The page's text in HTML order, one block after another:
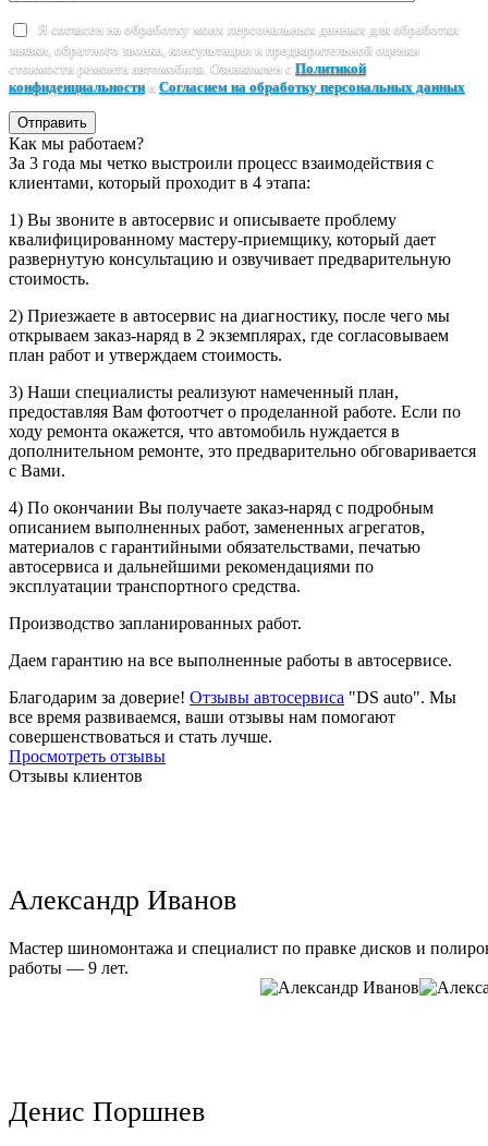
Я согласен на обработку моих персональных данных для обработки
заявки, обратного звонка, консультации и предварительной оценки
стоимости ремонта автомобиля. Ознакомлен с Политикой
конфиденциальностии Согласием на обработку персональных данных
Отправить
Как мы работаем?
За 3 года мы четко выстроили процесс взаимодействия с
клиентами, который проходит в 4 этапа:
1) Вы звоните в автосервис и описываете проблему
квалифицированному мастеру-приемщику, который дает
развернутую консультацию и озвучивает предварительную
стоимость.
2) Приезжаете в автосервис на диагностику, после чего мы
открываем заказ-наряд в 2 экземплярах, где согласовываем
план работ и утверждаем стоимость.
3) Наши специалисты реализуют намеченный план,
предоставляя Вам фотоотчет о проделанной работе. Если по
ходу ремонта окажется, что автомобиль нуждается в
дополнительном ремонте, это предварительно обговаривается
с Вами.
4) По окончании Вы получаете заказ-наряд с подробным
описанием выполненных работ, замененных агрегатов,
материалов с гарантийными обязательствами, печатью
автосервиса и дальнейшими рекомендациями по
эксплуатации транспортного средства.
Производство запланированных работ.
Даем гарантию на все выполненные работы в автосервисе.
Благодарим за доверие! Отзывы автосервиса "DS auto". Мы
все время развиваемся, ваши отзывы нам помогают
совершенствоваться и стать лучше.
Просмотреть отзывы
Отзывы клиентов
Александр Иванов
Мастер шиномонтажа и специалист по правке дисков и
работы — 9 лет.
Денис Поршнев